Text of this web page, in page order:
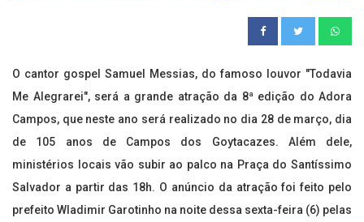
O cantor gospel Samuel Messias, do famoso louvor "Todavia
Me Alegrarei", será a grande atração da 8ª edição do Adora
Campos, que neste ano será realizado no dia 28 de março, dia
de 105 anos de Campos dos Goytacazes. Além dele,
ministérios locais vão subir ao palco na Praça do Santíssimo
Salvador a partir das 18h. O anúncio da atração foi feito pelo
prefeito Wladimir Garotinho na noite dessa sexta-feira (6) pelas